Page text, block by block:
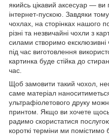
якийсь цікавий аксесуар —
інтернет-пускою. Завдяки
чохлах, на сторінках нашого
різні та незвичайні чохли з
силами створимо ексклюзивні
під час виготовлення
картинка буде стійка до
час.
Щоб замовити такий чохол,
саме матеріал
ультрафіолетового друку
принтом. Якщо ви хочете
радимо скористатися
короткі терміни ми